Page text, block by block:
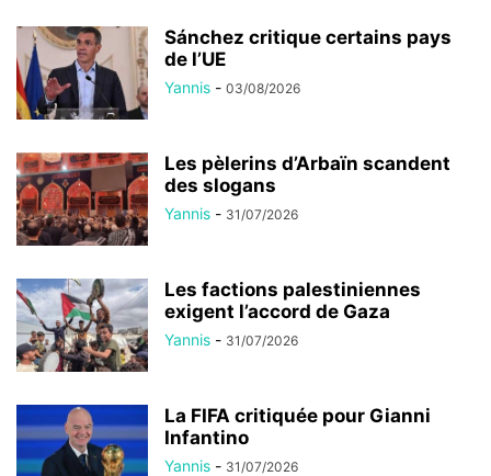
Sánchez critique certains pays
de l’UE
Yannis - 03/08/2026
Les pèlerins d’Arbaïn scandent
des slogans
Yannis - 31/07/2026
Les factions palestiniennes
exigent l’accord de Gaza
Yannis - 31/07/2026
La FIFA critiquée pour Gianni
Infantino
Yannis - 31/07/2026